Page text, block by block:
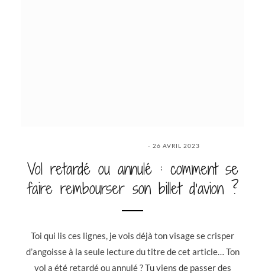
26 AVRIL 2023
Vol retardé ou annulé : comment se
faire rembourser son billet d’avion ?
Toi qui lis ces lignes, je vois déjà ton visage se crisper
d’angoisse à la seule lecture du titre de cet article… Ton
vol a été retardé ou annulé ? Tu viens de passer des